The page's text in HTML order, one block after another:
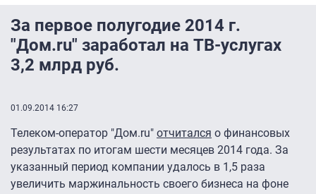
За первое полугодие 2014 г.
"Дом.ru" заработал на ТВ-услугах
3,2 млрд руб.
01.09.2014 16:27
Телеком-оператор "Дом.ru" отчитался о финансовых
результатах по итогам шести месяцев 2014 года. За
указанный период компании удалось в 1,5 раза
увеличить маржинальность своего бизнеса на фоне